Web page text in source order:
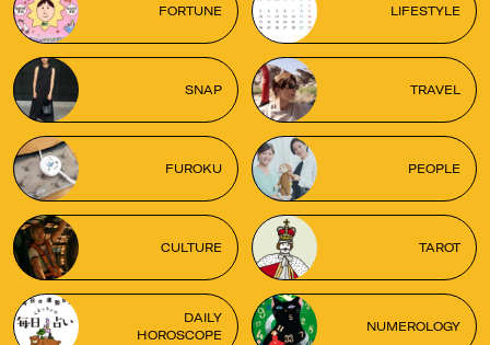
FORTUNE LIFESTYLE
SNAP TRAVEL
FUROKU PEOPLE
CULTURE TAROT
DAILY
HOROSCOPE
NUMEROLOGY